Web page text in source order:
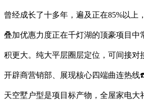
曾经成长了十多年，遍及正在85%以上
叠加优惠力度正在千灯湖的顶豪项目中
积更大。纯大平层圈层定位，可间接对
开辟商营销部、展现核心四端曲连热线
天空墅户型是项目标产物，全屋家电大